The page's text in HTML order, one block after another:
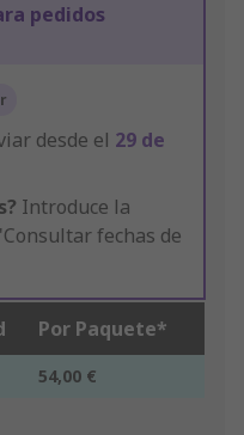
pedidos
desde el 29 de
Introduce la
fechas de
Por Paquete*
54,00 €